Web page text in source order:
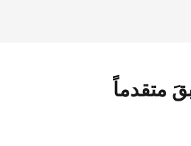
متقدماً